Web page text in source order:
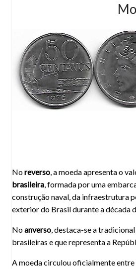
Noreverso , a moeda apresenta o
brasileira , formada por uma
construção naval, da infraestrutura
exterior do Brasil durante a década
Noanverso , destaca-se a tradicional
brasileiras e que representa a
A moeda circulou oficialmente entre